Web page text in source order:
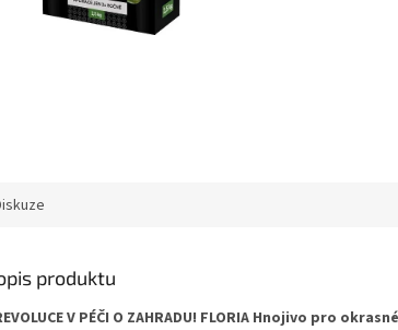
produktu
V PÉČI O ZAHRADU! FLORIA Hnojivo pro